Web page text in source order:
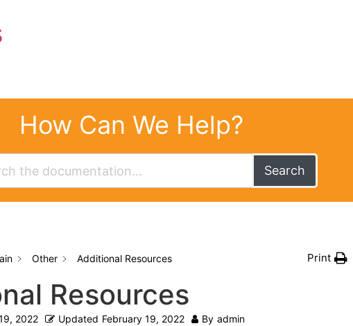
How Can We Help?
Search
Other Additional Resources Print
Resources
2022 Updated February 19, 2022 By admin